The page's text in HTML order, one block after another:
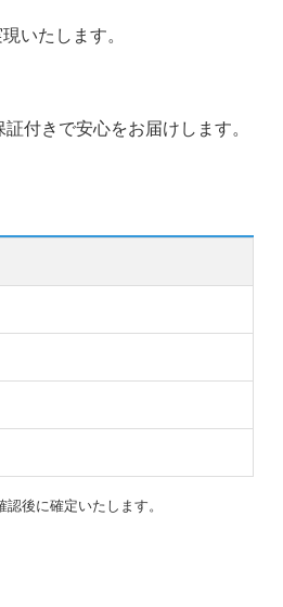
いたします。
付きで安心をお届けします。
後に確定いたします。